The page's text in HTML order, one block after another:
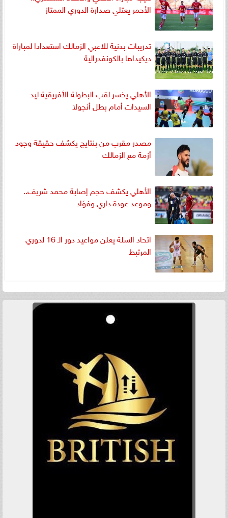
الأحمر يعتلي صدارة الدوري الممتاز
تدريبات بدنية للاعبي الزمالك استعدادا لمباراة
ديكيداها بالكونفدرالية
الأهلي يخسر لقب البطولة الأفريقية ليد
السيدات أمام بطل أنجولا
مصدر مقرب من بنتايج يكشف حقيقة وجود
أزمة مع الزمالك
الأهلي يكشف حجم إصابة محمد شريف..
وموعد عودة داري وفؤاد
اتحاد السلة يعلن مواعيد دور الـ 16 لدوري
المرتبط